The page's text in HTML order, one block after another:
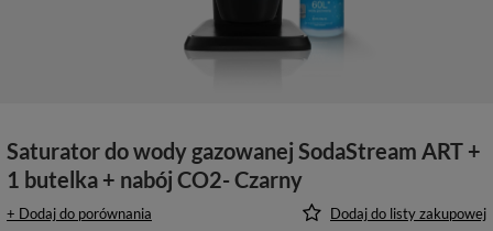
Saturator do wody gazowanej SodaStream ART +
1 butelka + nabój CO2- Czarny
+ Dodaj do porównania
Dodaj do listy zakupowej